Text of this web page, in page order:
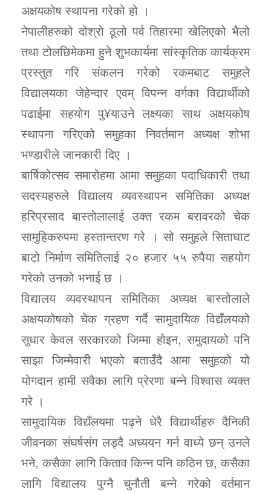
अक्षयकोष स्थापना गरेको हो ।
नेपालीहरुको दोश्रो ठूलो पर्व तिहारमा खेलिएको भैलो
तथा टोलछिमेकमा हुने शुभकार्यमा सांस्कृतिक कार्यक्रम
प्रस्तुत गरि संकलन गरेको रकमबाट समुहले
विद्यालयका जेहेन्दार एवम् विपन्न वर्गका विद्यार्थीको
पढाईमा सहयोग पु¥याउने लक्ष्यका साथ अक्षयकोष
स्थापना गरिएको समुहका निवर्तमान अध्यक्ष शोभा
भण्डारीले जानकारी दिए ।
बार्षिकोत्सव समारोहमा आमा समुहका पदाधिकारी तथा
सदस्यहरुले विद्यालय व्यवस्थापन समितिका अध्यक्ष
हरिप्रसाद बास्तोलालाई उक्त रकम बरावरको चेक
सामुहिकरुपमा हस्तान्तरण गरे । सो समुहले सिताघाट
बाटो निर्माण समितिलाई २० हजार ५५ रुपैया सहयोग
गरेको उनको भनाई छ ।
विद्यालय व्यवस्थापन समितिका अध्यक्ष बास्तोलाले
अक्षयकोषको चेक ग्रहण गर्दै सामुदायिक विद्यँलयको
सुधार केवल सरकारको जिम्मा होइन, समुदायको पनि
साझा जिम्मेवारी भएको बताउँदै आमा समुहको यो
योगदान हामी सवैका लागि प्रेरणा बन्ने विश्वास व्यक्त
गरे ।
सामुदायिक विद्यँलयमा पढ्ने धेरै विद्यार्थीहरु दैनिकी
जीवनका संघर्षसंग लड्दै अध्ययन गर्न वाध्ये छन् उनले
भने, कसैका लागि किताव किन्न पनि कठिन छ, कसैका
लागि विद्यालय पुग्नै चुनौती बन्ने गरेको वर्तमान